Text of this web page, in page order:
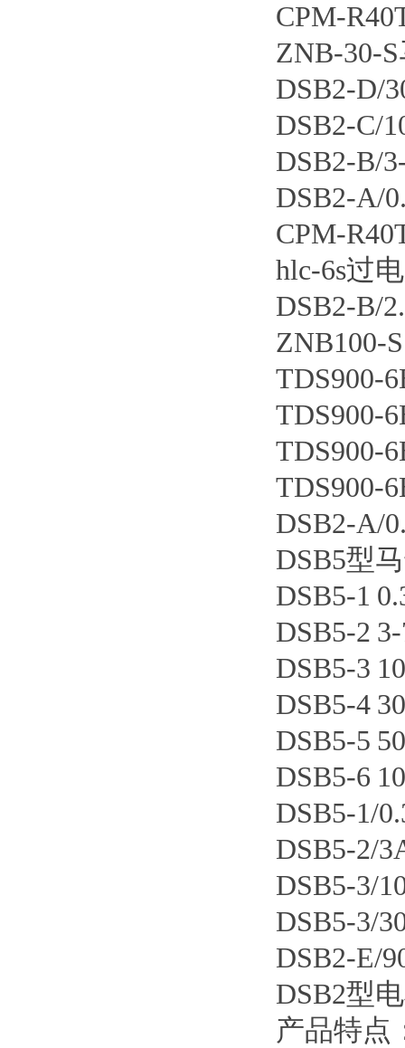
CPM-
ZNB-30-
DSB2-D/
DSB2-C/
DSB2-B/
DSB2-A/
CPM-
hlc-6s过
DSB2-B/
ZNB100-
TDS900-
TDS900-
TDS900-
TDS900-
DSB2-A/
DSB5型
DSB5-1
DSB5-2
DSB5-3
DSB5-4
DSB5-5
DSB5-6
DSB5-1/
DSB5-2/
DSB5-3/
DSB5-3/
DSB2-E/
DSB2型
产品特点